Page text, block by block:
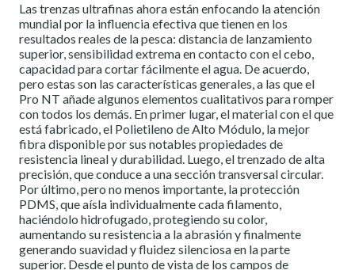
Las trenzas ultrafinas ahora están enfocando la atención
mundial por la influencia efectiva que tienen en los
resultados reales de la pesca: distancia de lanzamiento
superior, sensibilidad extrema en contacto con el cebo,
capacidad para cortar fácilmente el agua. De acuerdo,
pero estas son las características generales, a las que el
Pro NT añade algunos elementos cualitativos para romper
con todos los demás. En primer lugar, el material con el que
está fabricado, el Polietileno de Alto Módulo, la mejor
fibra disponible por sus notables propiedades de
resistencia lineal y durabilidad. Luego, el trenzado de alta
precisión, que conduce a una sección transversal circular.
Por último, pero no menos importante, la protección
PDMS, que aísla individualmente cada filamento,
haciéndolo hidrofugado, protegiendo su color,
aumentando su resistencia a la abrasión y finalmente
generando suavidad y fluidez silenciosa en la parte
superior. Desde el punto de vista de los campos de